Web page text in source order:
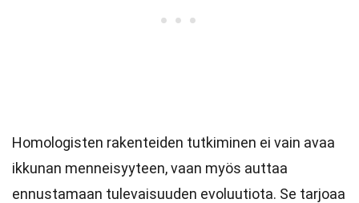
Homologisten rakenteiden tutkiminen ei vain avaa
ikkunan menneisyyteen, vaan myös auttaa
ennustamaan tulevaisuuden evoluutiota. Se tarjoaa